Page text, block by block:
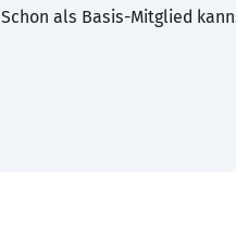
Schon als Basis-Mitglied